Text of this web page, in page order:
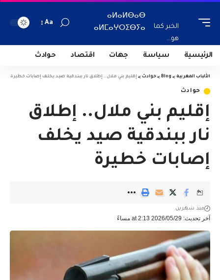
الخبر كما
هو...
ⴰⵍⴰⵍⴱⴰⴱ
ⴰⵍⵎⴰⵖⵔⵉⴱⵢⴰ
Aa
الرئيسية سياسة جهات اقتصاد حوادث
الألباب المغربية >
Blog
> حوادث > إقليم بني ملال.. إطلاق نار ببندقية صيد يخلف إصابات خطيرة
حوادث
إقليم بني ملال.. إطلاق
نار ببندقية صيد يخلف
إصابات خطيرة
آخر تحديث: 2026/05/29 at 2:13 مساءً
منذ شهرين